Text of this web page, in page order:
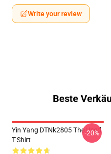
Write your review
Beste
Yin Yang DTNk2805 The Used
T-Shirt
-20%